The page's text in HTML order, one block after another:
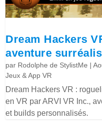
Dream Hackers
aventure
par Rodolphe de StylistMe |
Jeux & App VR
Dream Hackers VR :
en VR par ARVI VR Inc.,
et builds personnalisés.